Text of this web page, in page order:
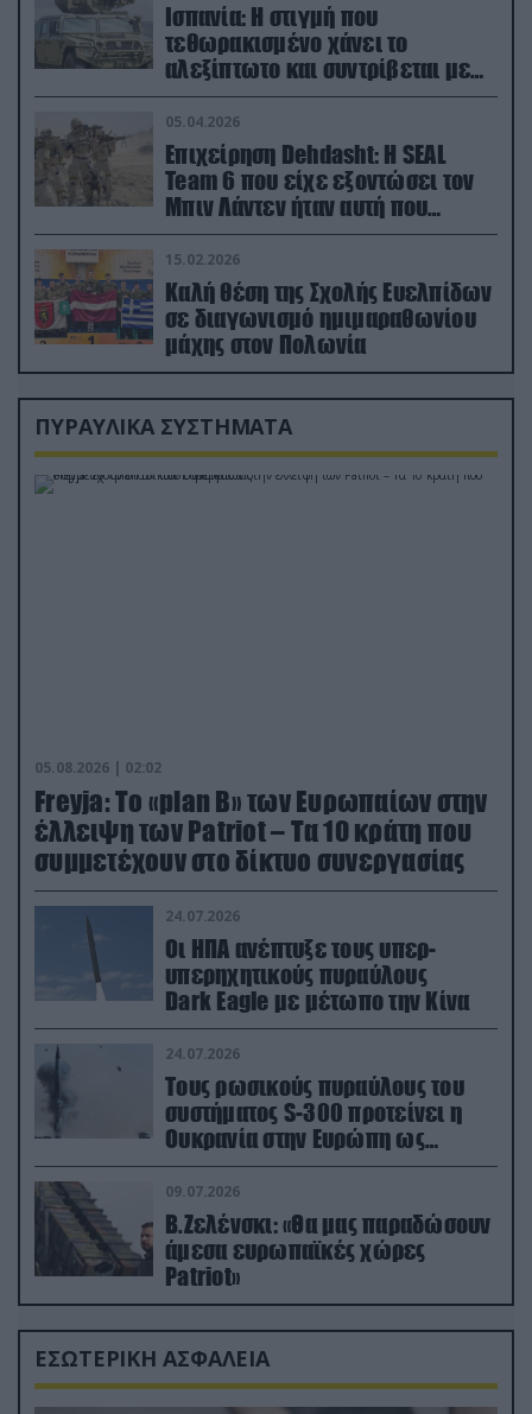
Ισπανία: Η στιγμή που
τεθωρακισμένο χάνει το
αλεξίπτωτο και συντρίβεται με
ορμή στο έδαφος (βίντεο)
05.04.2026
Επιχείρηση Dehdasht: Η SEAL
Team 6 που είχε εξοντώσει τον
Μπιν Λάντεν ήταν αυτή που
διέσωσε τον πιλότο του F-15
15.02.2026
Καλή θέση της Σχολής Ευελπίδων
σε διαγωνισμό ημιμαραθωνίου
μάχης στον Πολωνία
ΠΥΡΑΥΛΙΚΑ ΣΥΣΤΗΜΑΤΑ
05.08.2026 | 02:02
Freyja: Το «plan Β» των Ευρωπαίων στην
έλλειψη των Patriot – Τα 10 κράτη που
συμμετέχουν στο δίκτυο συνεργασίας
24.07.2026
Οι ΗΠΑ ανέπτυξε τους υπερ-
υπερηχητικούς πυραύλους
Dark Eagle με μέτωπο την Κίνα
24.07.2026
Τους ρωσικούς πυραύλους του
συστήματος S-300 προτείνει η
Ουκρανία στην Ευρώπη ως
αντιβαλλιστικό σύστημα
09.07.2026
Β.Ζελένσκι: «Θα μας παραδώσουν
άμεσα ευρωπαϊκές χώρες
Patriot»
ΕΣΩΤΕΡΙΚΗ ΑΣΦΑΛΕΙΑ